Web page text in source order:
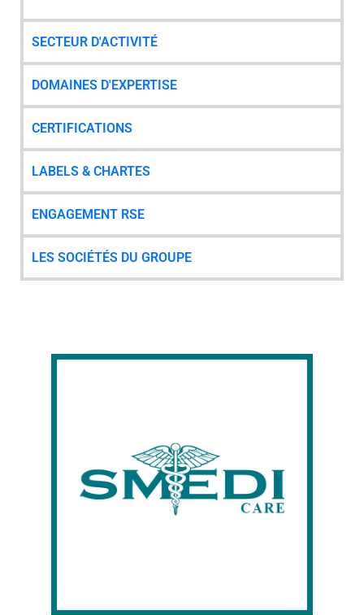
SECTEUR D'ACTIVITÉ
DOMAINES D'EXPERTISE
CERTIFICATIONS
LABELS & CHARTES
ENGAGEMENT RSE
LES SOCIÉTÉS DU GROUPE